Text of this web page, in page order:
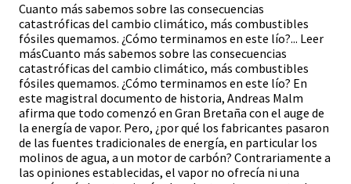
Cuanto más sabemos sobre las consecuencias
catastróficas del cambio climático, más combustibles
fósiles quemamos. ¿Cómo terminamos en este lío?... Leer
másCuanto más sabemos sobre las consecuencias
catastróficas del cambio climático, más combustibles
fósiles quemamos. ¿Cómo terminamos en este lío? En
este magistral documento de historia, Andreas Malm
afirma que todo comenzó en Gran Bretaña con el auge de
la energía de vapor. Pero, ¿por qué los fabricantes pasaron
de las fuentes tradicionales de energía, en particular los
molinos de agua, a un motor de carbón? Contrariamente a
las opiniones establecidas, el vapor no ofrecía ni una